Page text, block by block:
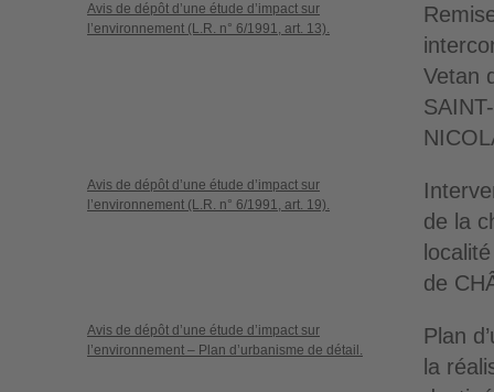
Avis de dépôt d’une étude d’impact sur
l’environnement (L.R. n° 6/1991, art. 13).
Vetan
Avis de dépôt d’une étude d’impact sur
l’environnement (L.R. n° 6/1991, art. 19).
de la
de
Avis de dépôt d’une étude d’impact sur
l’environnement – Plan d’urbanisme de détail.
Plan
la